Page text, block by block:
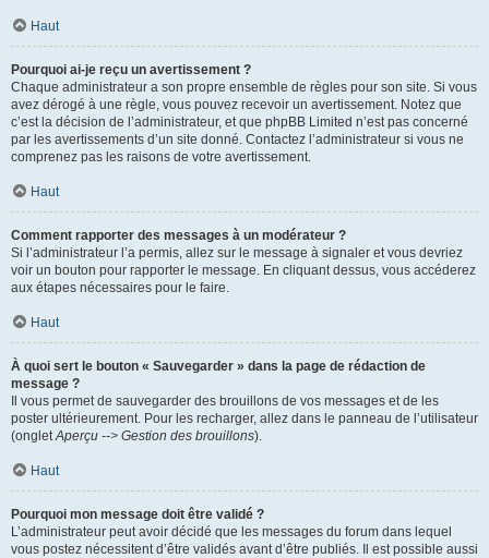
Haut
Pourquoi ai-je reçu un avertissement ?
Chaque administrateur a son propre ensemble de règles pour son site. Si vous
avez dérogé à une règle, vous pouvez recevoir un avertissement. Notez que
c’est la décision de l’administrateur, et que phpBB Limited n’est pas concerné
par les avertissements d’un site donné. Contactez l’administrateur si vous ne
comprenez pas les raisons de votre avertissement.
Haut
Comment rapporter des messages à un modérateur ?
Si l’administrateur l’a permis, allez sur le message à signaler et vous devriez
voir un bouton pour rapporter le message. En cliquant dessus, vous accéderez
aux étapes nécessaires pour le faire.
Haut
À quoi sert le bouton « Sauvegarder » dans la page de rédaction de
message ?
Il vous permet de sauvegarder des brouillons de vos messages et de les
poster ultérieurement. Pour les recharger, allez dans le panneau de l’utilisateur
(ongletAperçu --> Gestion des brouillons).
Haut
Pourquoi mon message doit être validé ?
L’administrateur peut avoir décidé que les messages du forum dans lequel
vous postez nécessitent d’être validés avant d’être publiés. Il est possible aussi